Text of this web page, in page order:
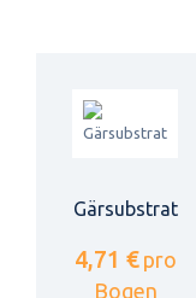
Gärsubstrat
4,71 € pro
Bogen